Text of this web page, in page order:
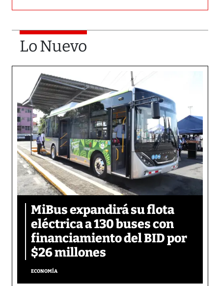
Lo Nuevo
MiBus expandirá su flota
eléctrica a 130 buses con
financiamiento del BID por
$26 millones
ECONOMÍA